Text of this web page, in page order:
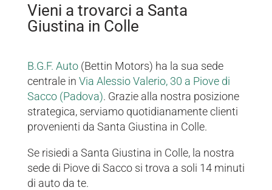
Vieni a trovarci a Santa
Giustina in Colle
B.G.F. Auto(Bettin Motors) ha la sua sede
centrale in Via Alessio Valerio, 30 a Piove di
Sacco (Padova). Grazie alla nostra posizione
strategica, serviamo quotidianamente clienti
provenienti da Santa Giustina in Colle.
Se risiedi a Santa Giustina in Colle, la nostra
sede di Piove di Sacco si trova a soli 14 minuti
di auto da te.